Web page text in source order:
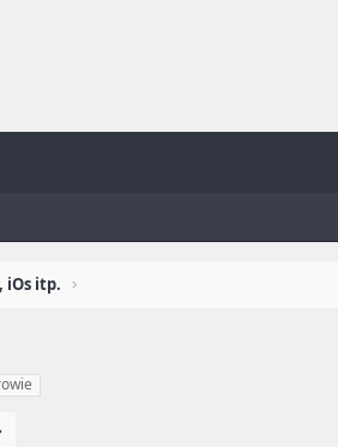
iOs itp.